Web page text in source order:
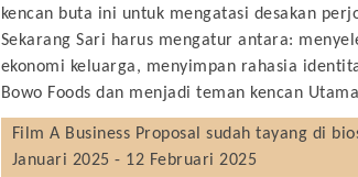
kencan buta ini untuk mengatasi desakan
Sekarang Sari harus mengatur antara:
ekonomi keluarga, menyimpan rahasia
Bowo Foods dan menjadi teman kencan
Film A Business Proposal
sudah tayang di
Januari 2025 - 12 Februari 2025